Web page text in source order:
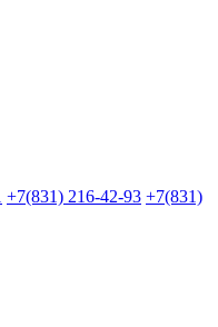
+7(831) 216-42-93 +7(831)